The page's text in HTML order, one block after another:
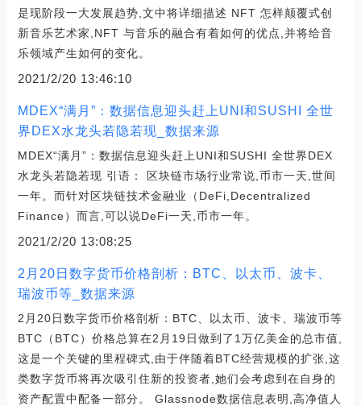
是现阶段一大发展趋势,文中将详细描述 NFT 怎样颠覆式创
新音乐艺术家,NFT 与音乐的融合有着如何的优点,并将给音
乐领域产生如何的变化。
2021/2/20 13:46:10
MDEX“满月”：数据信息迎头赶上UNI和SUSHI 全世
界DEX水龙头若隐若现_数据来源
MDEX“满月”：数据信息迎头赶上UNI和SUSHI 全世界DEX
水龙头若隐若现 引语： 区块链市场行业常说,币市一天,世间
一年。而针对区块链技术金融业（DeFi,Decentralized
Finance）而言,可以说DeFi一天,币市一年。
2021/2/20 13:08:25
2月20日数字货币价格剖析：BTC、以太币、波卡、
瑞波币等_数据来源
2月20日数字货币价格剖析：BTC、以太币、波卡、瑞波币等
BTC（BTC）价格总算在2月19日做到了1万亿美金的总市值,
这是一个关键的里程碑式,由于伴随着BTC经营规模的扩张,这
类数字货币将再次吸引住新的投资者,她们会考虑到在自身的
资产配置中配备一部分。 Glassnode数据信息表明,高净值人